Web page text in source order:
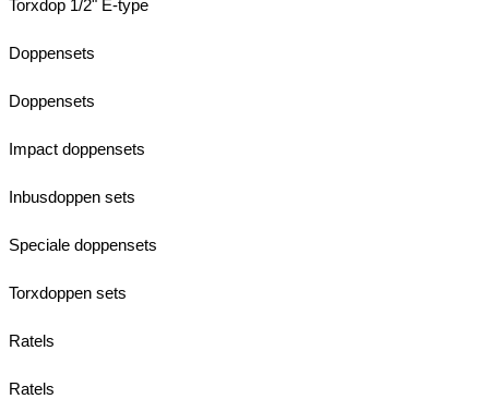
Torxdop 1/2" E-type
Doppensets
Doppensets
Impact doppensets
Inbusdoppen sets
Speciale doppensets
Torxdoppen sets
Ratels
Ratels